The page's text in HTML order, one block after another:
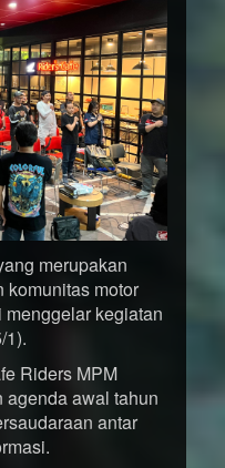
merupakan
komunitas motor
kegiatan
1).
Riders MPM
awal tahun
antar